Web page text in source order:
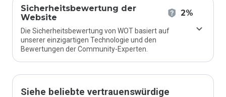
Sicherheitsbewertung der
Website
2%
Die Sicherheitsbewertung von WOT basiert auf
unserer einzigartigen Technologie und den
Bewertungen der Community-Experten.
Siehe beliebte vertrauenswürdige